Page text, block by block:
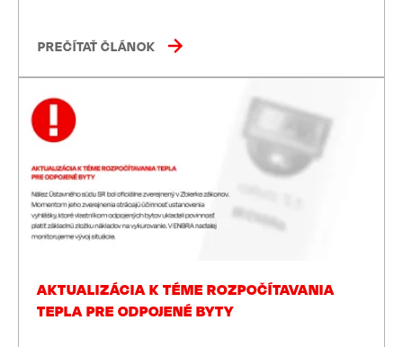
PREČÍTAŤ ČLÁNOK
AKTUALIZÁCIA K TÉME ROZPOČÍTAVANIA
TEPLA PRE ODPOJENÉ BYTY